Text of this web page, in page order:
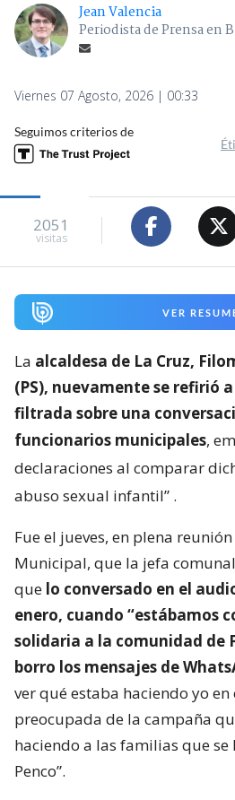
Jean Valencia
Periodista de Prensa en
Viernes 07 Agosto, 2026 | 00:33
Seguimos criterios de
2051
visitas
VER
La alcaldesa de La Cruz,
(PS), nuevamente se refirió
filtrada sobre una
funcionarios municipales,
declaraciones al comparar
abuso sexual infantil” .
Fue el jueves, en plena
Municipal, que la jefa
que lo conversado en el
enero, cuando “estábamos
solidaria a la comunidad de
borro los mensajes de
ver qué estaba haciendo yo
preocupada de la campaña
haciendo a las familias que
Penco”.